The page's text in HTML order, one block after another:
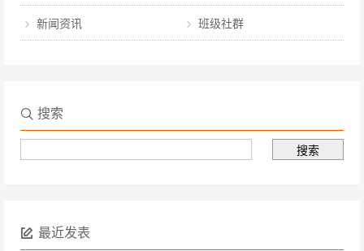
新闻资讯 班级社群
搜索
最近发表